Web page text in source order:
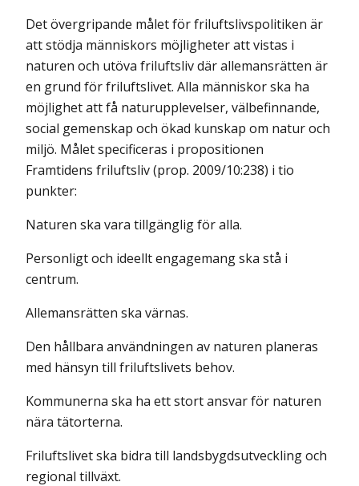
Det övergripande målet för friluftslivspolitiken är
att stödja människors möjligheter att vistas i
naturen och utöva friluftsliv där allemansrätten är
en grund för friluftslivet. Alla människor ska ha
möjlighet att få naturupplevelser, välbefinnande,
social gemenskap och ökad kunskap om natur och
miljö. Målet specificeras i propositionen
Framtidens friluftsliv (prop. 2009/10:238) i tio
punkter:
Naturen ska vara tillgänglig för alla.
Personligt och ideellt engagemang ska stå i
centrum.
Allemansrätten ska värnas.
Den hållbara användningen av naturen planeras
med hänsyn till friluftslivets behov.
Kommunerna ska ha ett stort ansvar för naturen
nära tätorterna.
Friluftslivet ska bidra till landsbygdsutveckling och
regional tillväxt.